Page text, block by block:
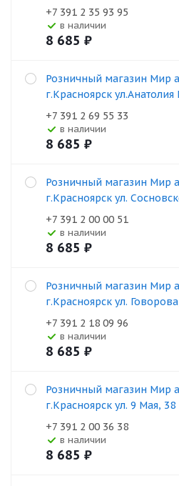
+7 391 2 35 93 95
В наличии
8 685 ₽
Розничный магазин Мир
г.Красноярск ул.Анатолия
+7 391 2 69 55 33
В наличии
8 685 ₽
Розничный магазин Мир
г.Красноярск ул.
+7 391 2 00 00 51
В наличии
8 685 ₽
Розничный магазин Мир
г.Красноярск ул.
+7 391 2 18 09 96
В наличии
8 685 ₽
Розничный магазин Мир
г.Красноярск ул. 9 Мая, 38
+7 391 2 00 36 38
В наличии
8 685 ₽